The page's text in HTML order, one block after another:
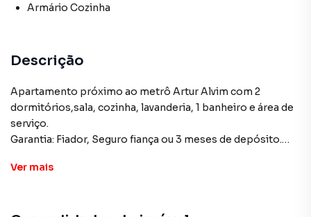
Armário Cozinha
Descrição
Apartamento próximo ao metrô Artur Alvim com 2
dormitórios,sala, cozinha, lavanderia, 1 banheiro e área de
serviço.
Garantia: Fiador, Seguro fiança ou 3 meses de depósito.
Ver mais